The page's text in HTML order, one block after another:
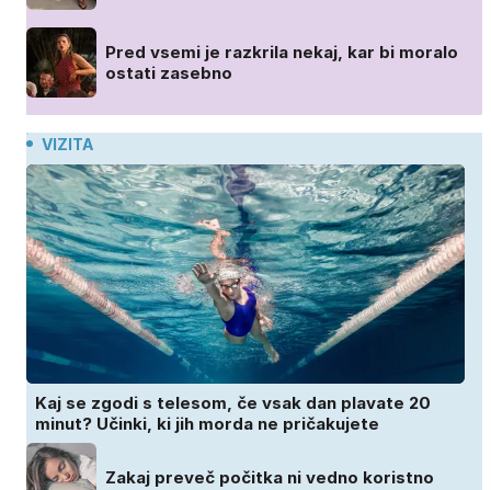
Pred vsemi je razkrila nekaj, kar bi moralo
ostati zasebno
VIZITA
Kaj se zgodi s telesom, če vsak dan plavate 20
minut? Učinki, ki jih morda ne pričakujete
Zakaj preveč počitka ni vedno koristno